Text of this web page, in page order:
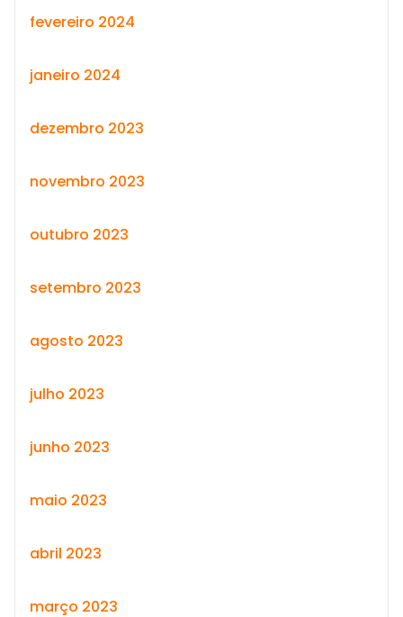
fevereiro 2024
janeiro 2024
dezembro 2023
novembro 2023
outubro 2023
setembro 2023
agosto 2023
julho 2023
junho 2023
maio 2023
abril 2023
março 2023